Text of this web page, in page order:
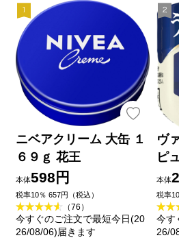
ニベアクリーム 大缶 １
６９ｇ 花王
本体598円
税率10％ 657円（税込）
（76）
今すぐのご注文で最短今日(20
26/08/06)届きます
ヴ
ピ
４
ャ
本体
税率
今す
26/